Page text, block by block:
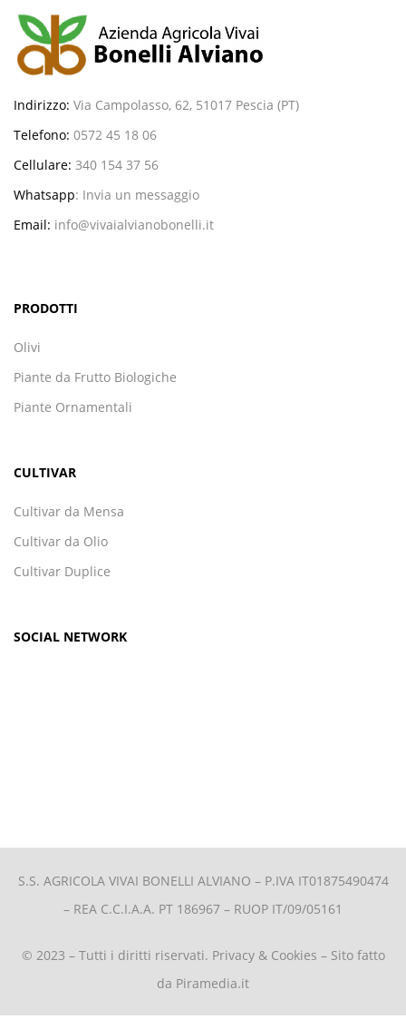
Indirizzo: Via Campolasso, 62, 51017 Pescia (PT)
Telefono: 0572 45 18 06
Cellulare: 340 154 37 56
Whatsapp: Invia un messaggio
Email: info@vivaialvianobonelli.it
PRODOTTI
Olivi
Piante da Frutto Biologiche
Piante Ornamentali
CULTIVAR
Cultivar da Mensa
Cultivar da Olio
Cultivar Duplice
SOCIAL NETWORK
S.S. AGRICOLA VIVAI BONELLI ALVIANO – P.IVA IT01875490474
– REA C.C.I.A.A. PT 186967 – RUOP IT/09/05161
© 2023 – Tutti i diritti riservati. Privacy & Cookies – Sito fatto
da Piramedia.it